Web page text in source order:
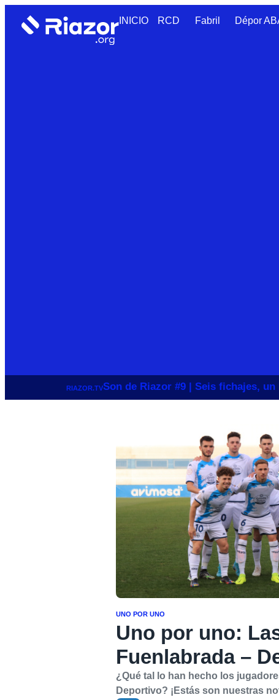
INICIO RCD Fabril Dépor
RIAZOR.TVSon de Riazor #9 | Seis fichajes,
UNO POR UNO
Uno por uno:
Fuenlabrada –
¿Qué tal lo han hecho los
Deportivo? ¡Estás son nuestras